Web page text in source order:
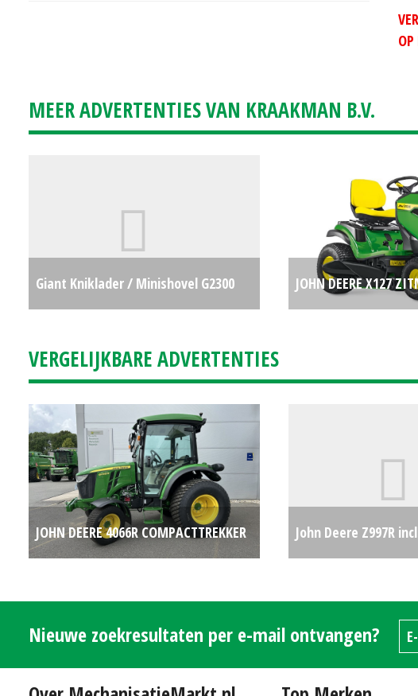
MEER ADVERTENTIES VAN KRAAKMAN B.V.
Giant Kniklader / Minishovel G2300
JOHN DEERE X127
VERGELIJKBARE ADVERTENTIES
JOHN DEERE 4066R COMPACTTREKKER
John Deere Z997R
Nieuwe zoekresultaten per e-mail ontvangen?